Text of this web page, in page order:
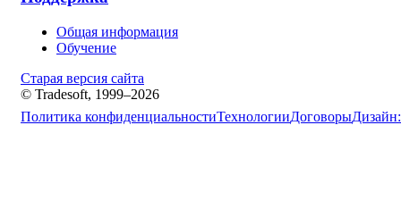
Общая информация
Обучение
Старая версия сайта
© Tradesoft, 1999–2026
Политика конфиденциальностиТехнологииДоговорыДизайн: